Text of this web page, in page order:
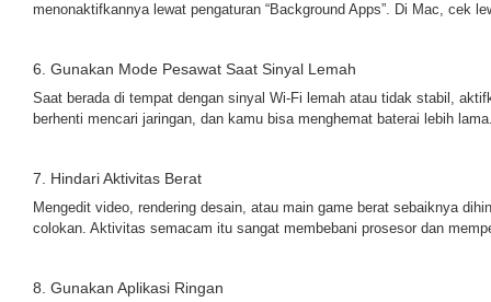
menonaktifkannya lewat pengaturan “Background Apps”. Di Mac, cek
6. Gunakan Mode Pesawat Saat Sinyal Lemah
Saat berada di tempat dengan sinyal Wi-Fi lemah atau tidak stabil,
berhenti mencari jaringan, dan kamu bisa menghemat baterai lebih
7. Hindari Aktivitas Berat
Mengedit video, rendering desain, atau main game berat sebaiknya
colokan. Aktivitas semacam itu sangat membebani prosesor dan
8. Gunakan Aplikasi Ringan